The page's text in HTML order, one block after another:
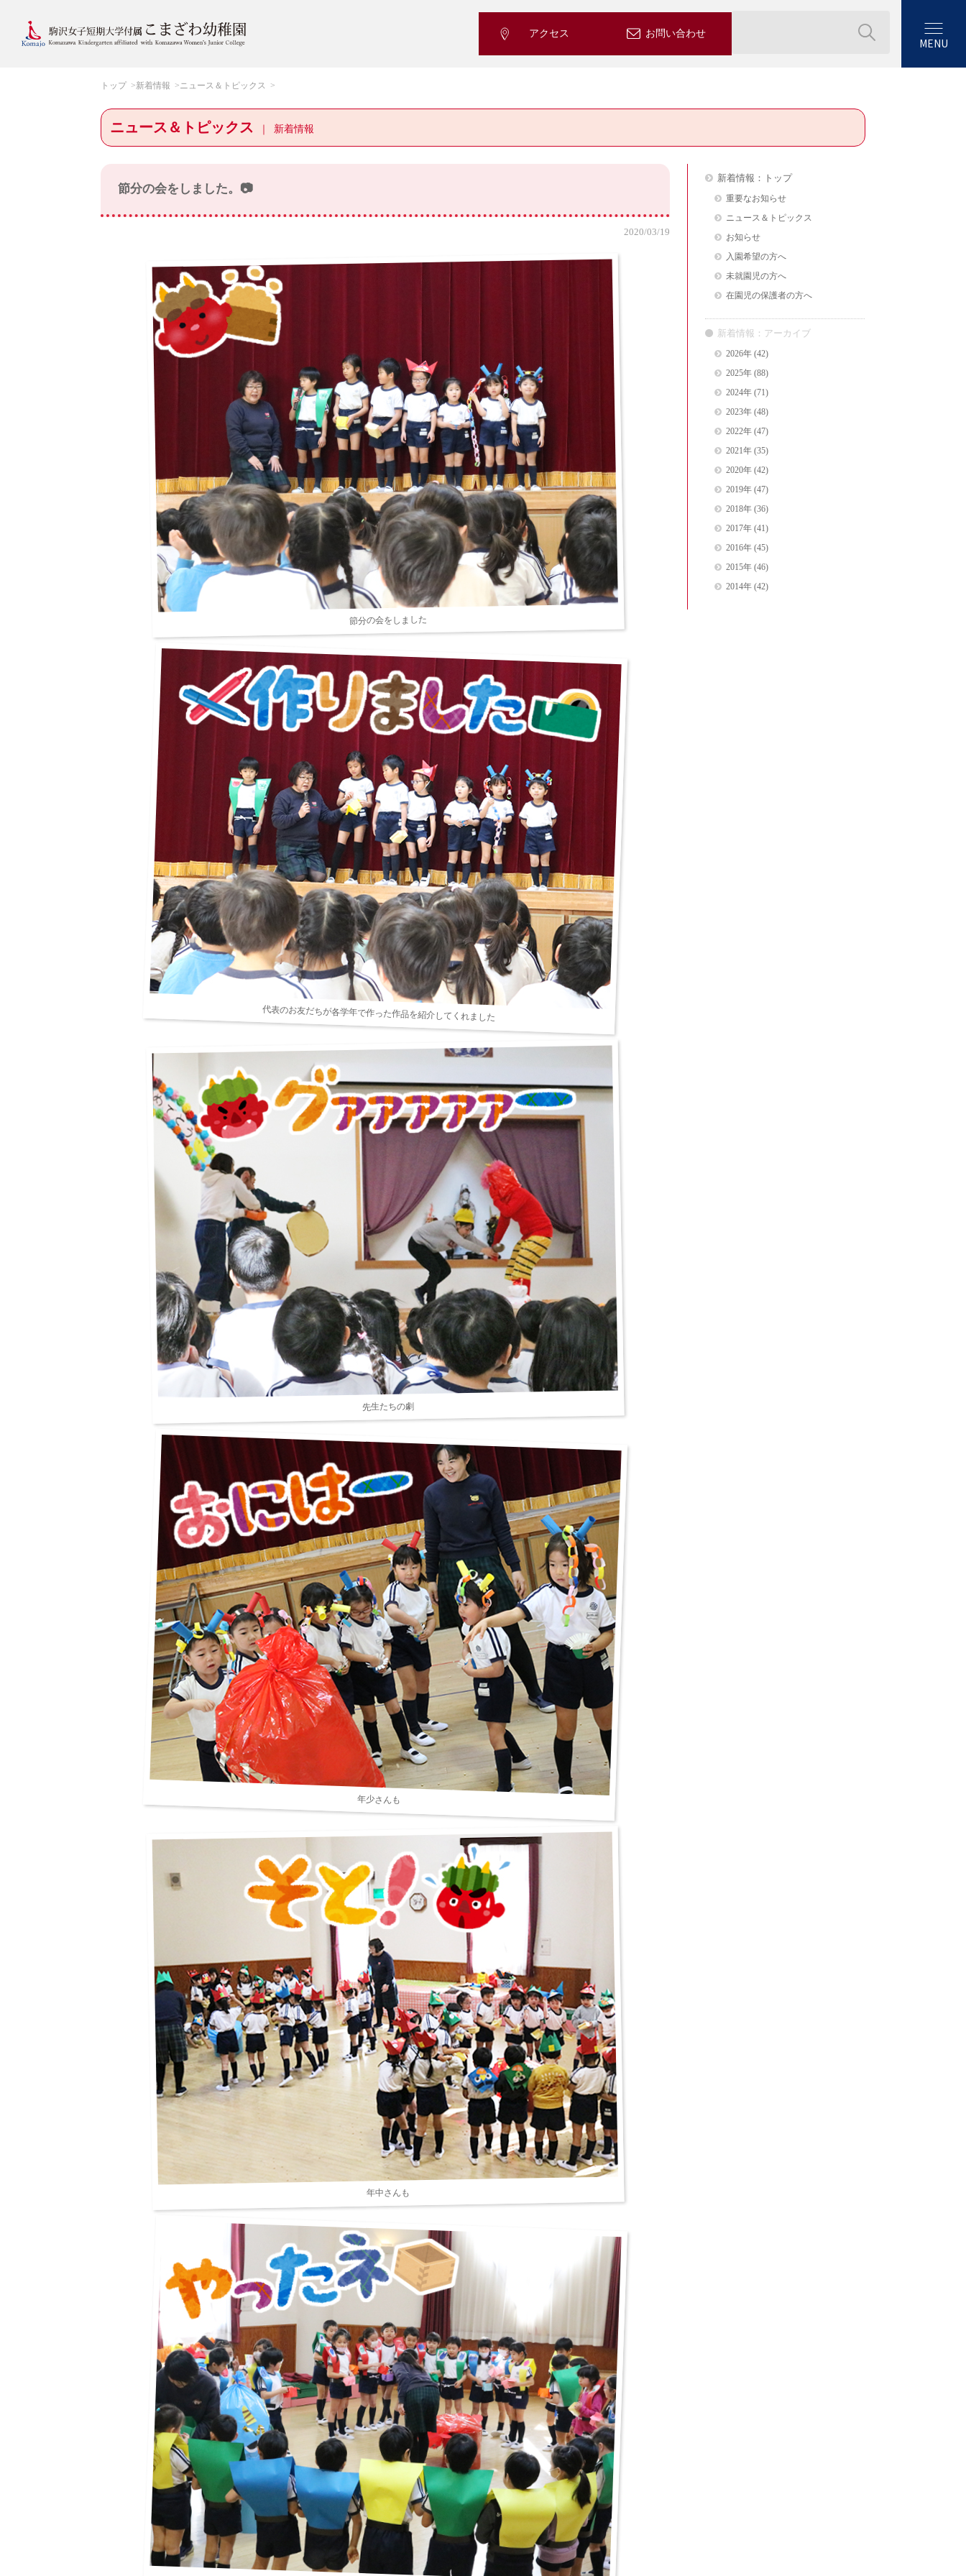
アクセス お問い合わせ
MENU
トップ 新着情報 ニュース＆トピックス
ニュース＆トピックス 新着情報
節分の会をしました。📷
2020/03/19
節分の会をしました
代表のお友だちが各学年で作った作品を紹介してくれました
先生たちの劇
年少さんも
年中さんも
新着情報：トップ
重要なお知らせ
ニュース＆トピックス
お知らせ
入園希望の方へ
未就園児の方へ
在園児の保護者の方へ
新着情報：アーカイブ
2026年(42)
2025年(88)
2024年(71)
2023年(48)
2022年(47)
2021年(35)
2020年(42)
2019年(47)
2018年(36)
2017年(41)
2016年(45)
2015年(46)
2014年(42)